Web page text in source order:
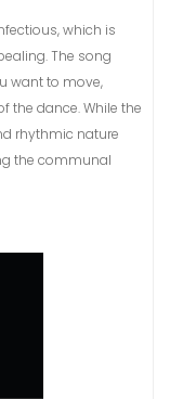
which is
The song
want to move,
the dance. While the
rhythmic nature
the communal